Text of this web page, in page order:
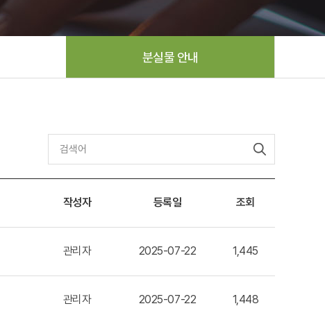
분실물 안내
작성자 등록일 조회
관리자 2025-07-22 1,445
관리자 2025-07-22 1,448